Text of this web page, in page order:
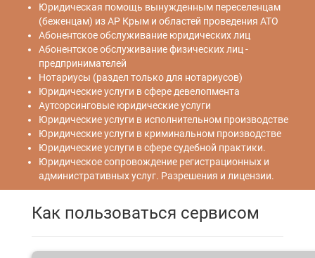
Юридическая помощь вынужденным переселенцам
(беженцам) из АР Крым и областей проведения АТО
Абонентское обслуживание юридических лиц
Абонентское обслуживание физических лиц -
предпринимателей
Нотариусы (раздел только для нотариусов)
Юридические услуги в сфере девелопмента
Аутсорсинговые юридические услуги
Юридические услуги в исполнительном производстве
Юридические услуги в криминальном производстве
Юридические услуги в сфере судебной практики.
Юридическое сопровождение регистрационных и
административных услуг. Разрешения и лицензии.
Как пользоваться сервисом